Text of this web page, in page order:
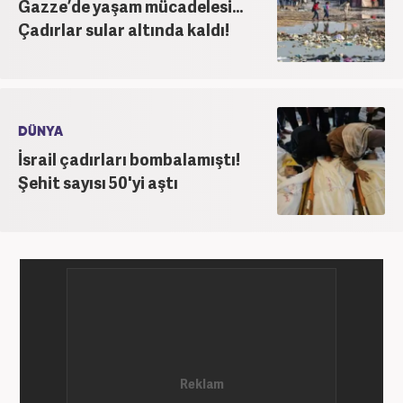
Gazze’de yaşam mücadelesi...
Çadırlar sular altında kaldı!
DÜNYA
İsrail çadırları bombalamıştı!
Şehit sayısı 50'yi aştı